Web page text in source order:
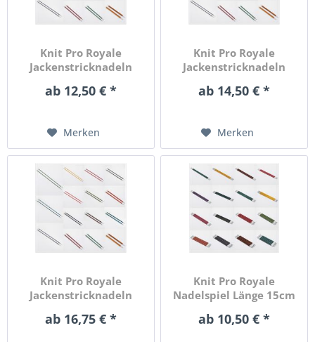
Knit Pro Royale
Jackenstricknadeln
ab 12,50 € *
Merken
Knit Pro Royale
Jackenstricknadeln
ab 14,50 € *
Merken
Knit Pro Royale
Jackenstricknadeln
ab 16,75 € *
Knit Pro Royale
Nadelspiel Länge 15cm
ab 10,50 € *